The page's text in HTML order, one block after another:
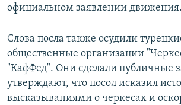
официальном заявлении движения.
Слова посла также осудили
общественные организации
"КафФед". Они сделали публичные
утверждают, что посол исказил
высказываниями о черкесах и